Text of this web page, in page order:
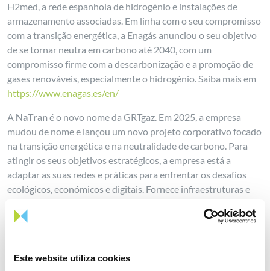
Este website utiliza cookies
H2med, a rede espanhola de hidrogénio e instalações de
armazenamento associadas. Em linha com o seu compromisso
com a transição energética, a Enagás anunciou o seu objetivo
de se tornar neutra em carbono até 2040, com um
compromisso firme com a descarbonização e a promoção de
gases renováveis, especialmente o hidrogénio. Saiba mais em
https://www.enagas.es/en/
A NaTrané o novo nome da GRTgaz. Em 2025, a empresa
mudou de nome e lançou um novo projeto corporativo focado
na transição energética e na neutralidade de carbono. Para
atingir os seus objetivos estratégicos, a empresa está a
adaptar as suas redes e práticas para enfrentar os desafios
ecológicos, económicos e digitais. Fornece infraestruturas e
a transição energética (biometano, hidrogénio e CO2).
Europa. O Grupo tem duas subsidiárias: a Elengy (líder